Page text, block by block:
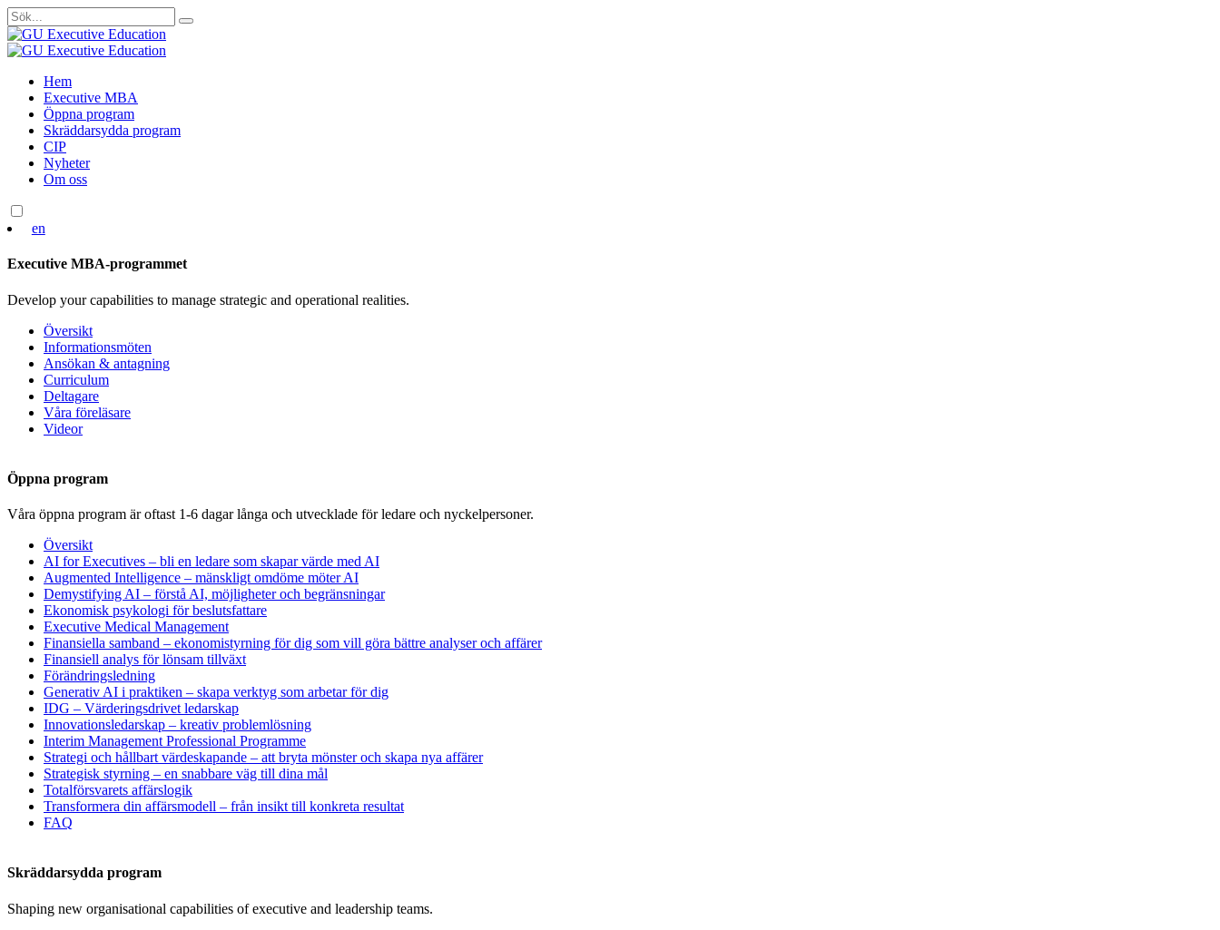
Sök
efter:
Skip
content
Hem
Executive MBA
Öppna program
Skräddarsydda program
CIP
Nyheter
Om oss
en
Executive MBA-programmet
Develop your capabilities to manage strategic and operational realities.
Översikt
Informationsmöten
Ansökan & antagning
Curriculum
Deltagare
Våra föreläsare
Videor
Öppna program
Våra öppna program är oftast 1-6 dagar långa och utvecklade för ledare och nyckelpersoner.
Översikt
AI for Executives – bli en ledare som skapar värde med AI
Augmented Intelligence – mänskligt omdöme möter AI
Demystifying AI – förstå AI, möjligheter och begränsningar
Ekonomisk psykologi för beslutsfattare
Executive Medical Management
Finansiella samband – ekonomistyrning för dig som vill göra bättre analyser och affärer
Finansiell analys för lönsam tillväxt
Förändringsledning
Generativ AI i praktiken – skapa verktyg som arbetar för dig
IDG – Värderingsdrivet ledarskap
Innovationsledarskap – kreativ problemlösning
Interim Management Professional Programme
Strategi och hållbart värdeskapande – att bryta mönster och skapa nya affärer
Strategisk styrning – en snabbare väg till dina mål
Totalförsvarets affärslogik
Transformera din affärsmodell – från insikt till konkreta resultat
FAQ
Skräddarsydda program
Shaping new organisational capabilities of executive and leadership teams.